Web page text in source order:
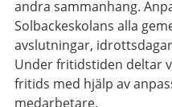
andra sammanhang.
Solbackeskolans alla
avslutningar,
Under fritidstiden deltar
fritids med hjälp av
medarbetare.